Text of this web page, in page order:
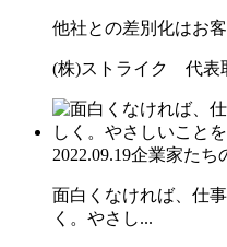
他社との差別化はお
(株)ストライク 代
2022.09.19企業家たち
面白くなければ、仕
く。やさし...